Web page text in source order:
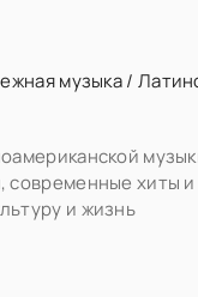
музыка/
современные хиты и
и жизнь